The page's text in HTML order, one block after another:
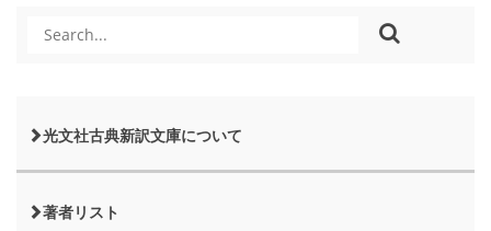
光文社古典新訳文庫について
著者リスト